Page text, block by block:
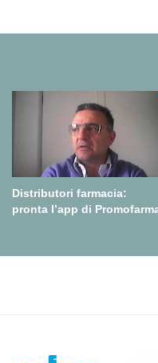
Distributori farmacia:
pronta l’app di